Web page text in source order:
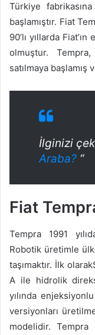
Türkiye
başlamıştır. Fiat
90’lı yıllarda
olmuştur.
satılmaya başlamış
İlginizi
Araba? “
Fiat
Tempra 1991
Robotik üretimle
taşımaktır. İlk
A ile hidrolik
yılında
versiyonları
modelidir.